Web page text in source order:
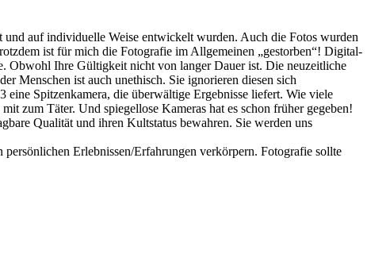
auf individuelle Weise entwickelt wurden. Auch die Fotos wurden
ist für mich die Fotografie im Allgemeinen „gestorben“! Digital-
Obwohl Ihre Gültigkeit nicht von langer Dauer ist. Die neuzeitliche
Menschen ist auch unethisch. Sie ignorieren diesen sich
Spitzenkamera, die überwältige Ergebnisse liefert. Wie viele
zum Täter. Und spiegellose Kameras hat es schon früher gegeben!
Qualität und ihren Kultstatus bewahren. Sie werden uns
Erlebnissen/Erfahrungen verkörpern. Fotografie sollte